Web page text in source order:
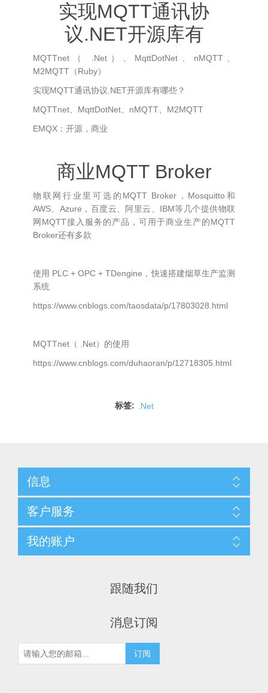
实现MQTT通讯协
议.NET开源库有
MQTTnet（ .Net）、MqttDotNet、nMQTT、
M2MQTT（Ruby）
实现MQTT通讯协议.NET开源库有哪些？
MQTTnet、MqttDotNet、nMQTT、M2MQTT
EMQX：开源，商业
商业MQTT Broker
物联网行业里可选的MQTT Broker，Mosquitto和
AWS、Azure，百度云、阿里云、IBM等几个提供物联
网MQTT接入服务的产品，可用于商业生产的MQTT
Broker还有多款
使用 PLC + OPC + TDengine，快速搭建烟草生产监测
系统
https://www.cnblogs.com/taosdata/p/17803028.html
MQTTnet（ .Net）的使用
https://www.cnblogs.com/duhaoran/p/12718305.html
标签: .Net
信息
客户服务
我的账户
跟随我们
消息订阅